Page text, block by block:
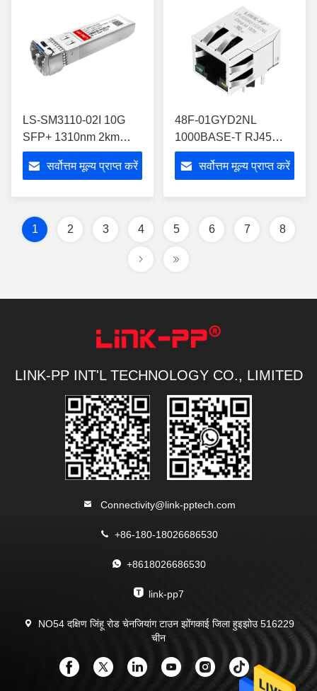
LS-SM3110-02I 10G
SFP+ 1310nm 2km
DOM डुप्लेक्स LC SMF
मॉड्यूलसर्वोत्तम मूल्य प्राप्त करें
48F-01GYD2NL
1000BASE-T RJ45
चुंबकीय जैक एकल बंदरगाह
छेद के माध्यम से
सर्वोत्तम मूल्य प्राप्त करें
1 2 3 4 5 6 7 8
LINK-PP INT'L TECHNOLOGY CO., LIMITED
Connectivity@link-pptech.com
+86-180-18026686530
+8618026686530
link-pp7
NO54 दक्षिण जिंहू रोड चेनजियांग टाउन झोंगकाई जिला हुइझोउ 516229
चीन